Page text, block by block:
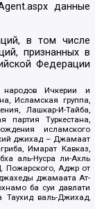
данные
в том числе
признанных в
Федерации
Ичкерии и
Исламская группа,
Лашкар-И-Тайба,
партия Туркестана,
исламского
джихад – Джамаат
Имарат Кавказ,
аль-Нусра ли-Ахль
Аджр от
джамаата Ат-
ба суи давлати
Таухид валь-Джихад,